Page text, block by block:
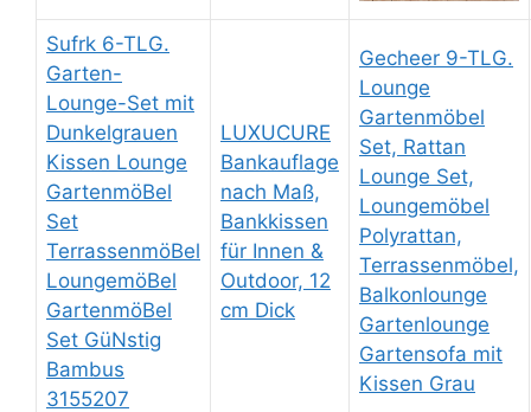
Sufrk 6-TLG.
Garten-
Lounge-Set mit
Dunkelgrauen
Kissen Lounge
GartenmöBel
Set
TerrassenmöBel
LoungemöBel
GartenmöBel
Set GüNstig
Bambus
3155207
LUXUCURE
Bankauflage
nach Maß,
Bankkissen
für Innen &
Outdoor, 12
cm Dick
Gecheer 9-TLG.
Lounge
Gartenmöbel
Set, Rattan
Lounge Set,
Loungemöbel
Polyrattan,
Terrassenmöbel,
Balkonlounge
Gartenlounge
Gartensofa mit
Kissen Grau